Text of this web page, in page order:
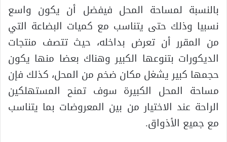
بالنسبة لمساحة المحل فيفضل أن يكون واسع
نسبيا وذلك حتى يتناسب مع كميات البضاعة التي
من المقرر أن تعرض بداخله، حيث تتصف منتجات
الديكورات بتنوعها الكبير وهناك بعضا منها يكون
حجمها كبير يشغل مكان ضخم من المحل، كذلك فإن
مساحة المحل الكبيرة سوف تمنح المستهلكين
الراحة عند الاختيار من بين المعروضات بما يتناسب
مع جميع الأذواق.